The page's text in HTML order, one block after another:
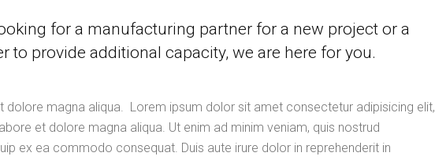
for a manufacturing partner for a new project or a
to provide additional capacity, we are here for you.
dolore magna aliqua. Lorem ipsum dolor sit amet consectetur adipisicing elit,
et dolore magna aliqua. Ut enim ad minim veniam, quis nostrud
ex ea commodo consequat. Duis aute irure dolor in reprehenderit in